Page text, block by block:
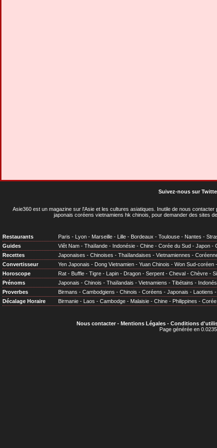
Suivez-nous sur
Asie360 est un magazine sur l'Asie et les cultures asiatiques . Inutile de nous
japonais coréens vietnamiens hk chinois, pour demander des sites
Restaurants Paris - Lyon - Marseille - Lille - Bordeaux - Toulouse - Nantes -
Guides
Viêt Nam - Thaïlande - Indonésie - Chine - Corée du Sud - Japon -
Recettes
Japonaises - Chinoises - Thaïlandaises - Vietnamiennes -
Convertisseur
Yen Japonais - Dong Vietnamien - Yuan Chinois - Won Sud-coréen
Horoscope
Rat - Buffle - Tigre - Lapin - Dragon - Serpent - Cheval - Chèvre -
Prénoms
Japonais - Chinois - Thaïlandais - Vietnamiens - Tibétains -
Proverbes
Birmans - Cambodgiens - Chinois - Coréens - Japonais - Laotiens
Décalage Horaire
Birmanie - Laos - Cambodge - Malaisie - Chine - Philippines - Corée
Nous contacter- Mentions Légales- Conditions
Page générée en